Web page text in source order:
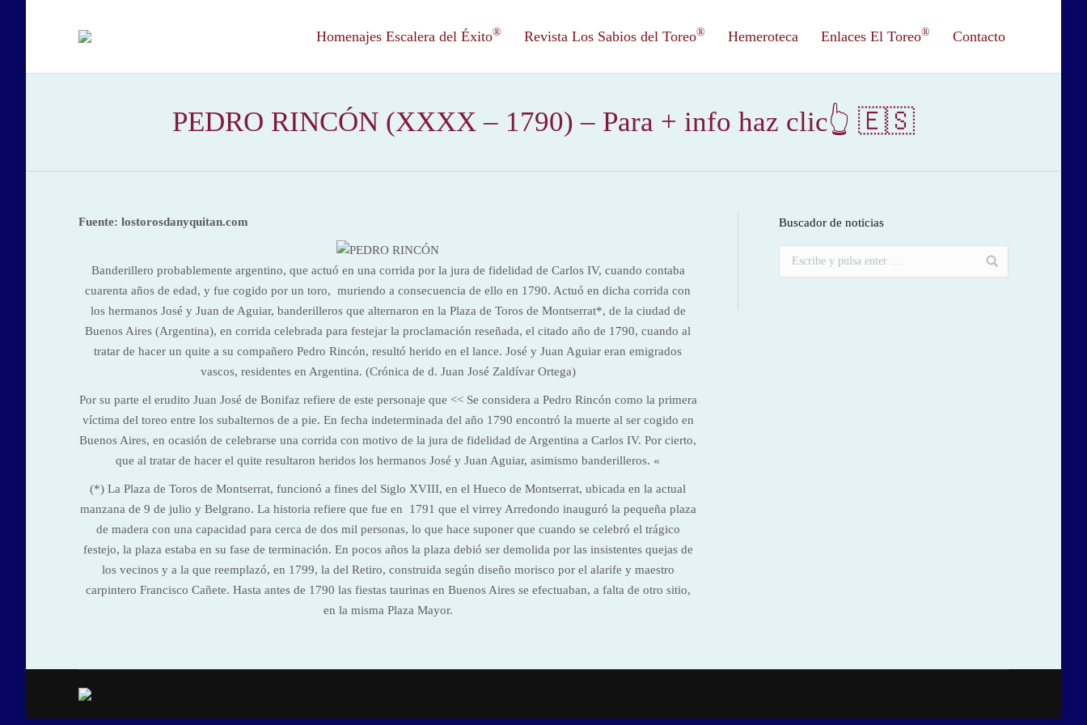
Homenajes Escalera del Éxito® Revista Los Sabios del Toreo® Hemeroteca Enlaces El Toreo® Contacto
PEDRO RINCÓN (XXXX – 1790) – Para + info haz clic👆 🇪🇸
Fuente: lostorosdanyquitan.com
Banderillero probablemente argentino, que actuó en una corrida por la jura de fidelidad de Carlos IV, cuando contaba
cuarenta años de edad, y fue cogido por un toro, muriendo a consecuencia de ello en 1790. Actuó en dicha corrida con
los hermanos José y Juan de Aguiar, banderilleros que alternaron en la Plaza de Toros de Montserrat*, de la ciudad de
Buenos Aires (Argentina), en corrida celebrada para festejar la proclamación reseñada, el citado año de 1790, cuando al
tratar de hacer un quite a su compañero Pedro Rincón, resultó herido en el lance. José y Juan Aguiar eran emigrados
vascos, residentes en Argentina. (Crónica de d. Juan José Zaldívar Ortega)
Por su parte el erudito Juan José de Bonifaz refiere de este personaje que << Se considera a Pedro Rincón como la primera
víctima del toreo entre los subalternos de a pie. En fecha indeterminada del año 1790 encontró la muerte al ser cogido en
Buenos Aires, en ocasión de celebrarse una corrida con motivo de la jura de fidelidad de Argentina a Carlos IV. Por cierto,
que al tratar de hacer el quite resultaron heridos los hermanos José y Juan Aguiar, asimismo banderilleros. «
(*) La Plaza de Toros de Montserrat, funcionó a fines del Siglo XVIII, en el Hueco de Montserrat, ubicada en la actual
manzana de 9 de julio y Belgrano. La historia refiere que fue en 1791 que el virrey Arredondo inauguró la pequeña plaza
de madera con una capacidad para cerca de dos mil personas, lo que hace suponer que cuando se celebró el trágico
festejo, la plaza estaba en su fase de terminación. En pocos años la plaza debió ser demolida por las insistentes quejas de
los vecinos y a la que reemplazó, en 1799, la del Retiro, construida según diseño morisco por el alarife y maestro
carpintero Francisco Cañete. Hasta antes de 1790 las fiestas taurinas en Buenos Aires se efectuaban, a falta de otro sitio,
en la misma Plaza Mayor.
Buscador de noticias